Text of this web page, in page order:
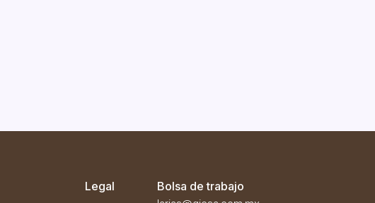
Legal Bolsa de trabajo